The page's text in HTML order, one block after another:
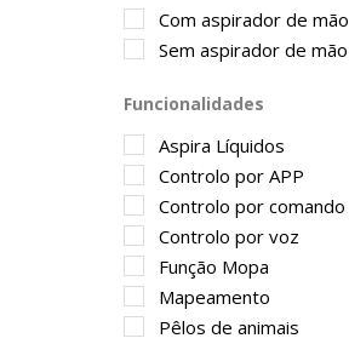
Com aspirador de mão
Sem aspirador de mão
Funcionalidades
Aspira Líquidos
Controlo por APP
Controlo por comando
Controlo por voz
Função Mopa
Mapeamento
Pêlos de animais